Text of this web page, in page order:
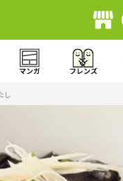
マンガ フレンズ
し